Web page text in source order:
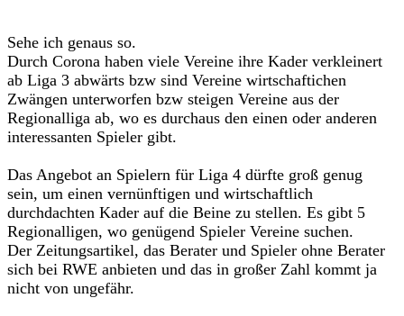
Sehe ich genaus so.
Durch Corona haben viele Vereine ihre Kader verkleinert
ab Liga 3 abwärts bzw sind Vereine wirtschaftichen
Zwängen unterworfen bzw steigen Vereine aus der
Regionalliga ab, wo es durchaus den einen oder anderen
interessanten Spieler gibt.
Das Angebot an Spielern für Liga 4 dürfte groß genug
sein, um einen vernünftigen und wirtschaftlich
durchdachten Kader auf die Beine zu stellen. Es gibt 5
Regionalligen, wo genügend Spieler Vereine suchen.
Der Zeitungsartikel, das Berater und Spieler ohne Berater
sich bei RWE anbieten und das in großer Zahl kommt ja
nicht von ungefähr.